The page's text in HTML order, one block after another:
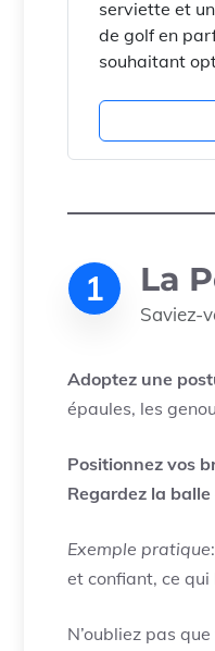
serviette et
de golf en
souhaitant
1 La
Saviez-
Adoptez une
épaules, les
Positionnez vos
Regardez la balle
Exemple pratique
et confiant, ce
N’oubliez pas